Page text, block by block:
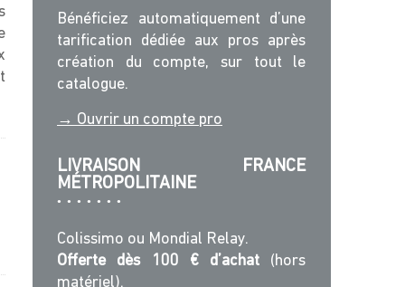
Bénéficiez automatiquement d’une
tarification dédiée aux pros après
création du compte, sur tout le
catalogue.
→ Ouvrir un compte pro
LIVRAISON FRANCE
MÉTROPOLITAINE
Colissimo ou Mondial Relay.
Offerte dès 100 € d’achat (hors
matériel).